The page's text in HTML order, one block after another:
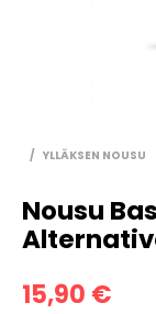
/ YLLÄKSEN NOUSU
Nousu
15,90 €